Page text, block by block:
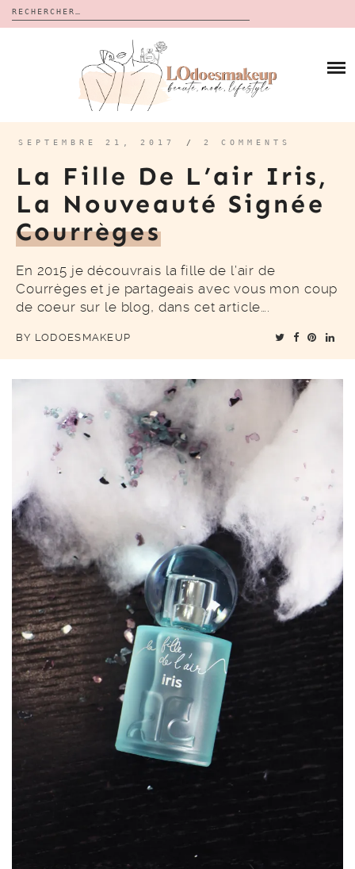
Rechercher :
CALENDRIERS DE L’AVENT
BON PLAN
À PROPOS
CONTACT
SEPTEMBRE 21, 2017 / 2 COMMENTS
La Fille De L’air Iris,
La Nouveauté Signée
Courrèges
En 2015 je découvrais la fille de l’air de
Courrèges et je partageais avec vous mon coup
de coeur sur le blog, dans cet article….
BY LODOESMAKEUP